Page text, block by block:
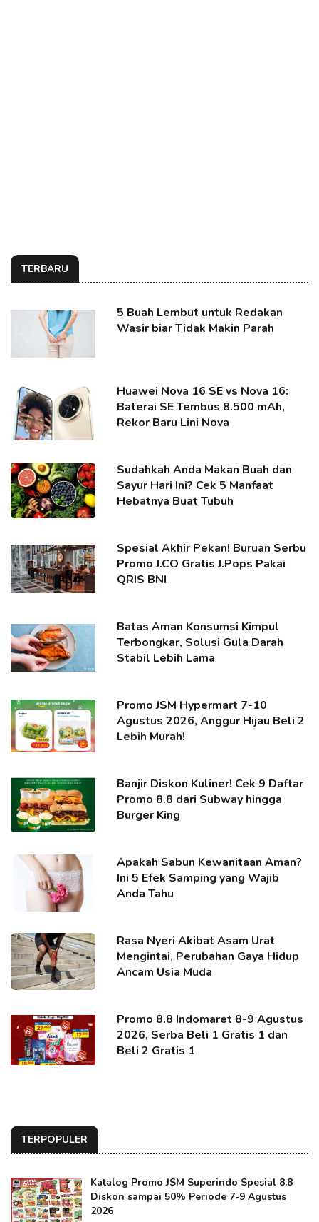
TERBARU
5 Buah Lembut untuk Redakan
Wasir biar Tidak Makin Parah
Huawei Nova 16 SE vs Nova 16:
Baterai SE Tembus 8.500 mAh,
Rekor Baru Lini Nova
Sudahkah Anda Makan Buah dan
Sayur Hari Ini? Cek 5 Manfaat
Hebatnya Buat Tubuh
Spesial Akhir Pekan! Buruan Serbu
Promo J.CO Gratis J.Pops Pakai
QRIS BNI
Batas Aman Konsumsi Kimpul
Terbongkar, Solusi Gula Darah
Stabil Lebih Lama
Promo JSM Hypermart 7-10
Agustus 2026, Anggur Hijau Beli 2
Lebih Murah!
Banjir Diskon Kuliner! Cek 9 Daftar
Promo 8.8 dari Subway hingga
Burger King
Apakah Sabun Kewanitaan Aman?
Ini 5 Efek Samping yang Wajib
Anda Tahu
Rasa Nyeri Akibat Asam Urat
Mengintai, Perubahan Gaya Hidup
Ancam Usia Muda
Promo 8.8 Indomaret 8-9 Agustus
2026, Serba Beli 1 Gratis 1 dan
Beli 2 Gratis 1
TERPOPULER
Katalog Promo JSM Superindo Spesial 8.8
Diskon sampai 50% Periode 7-9 Agustus
2026